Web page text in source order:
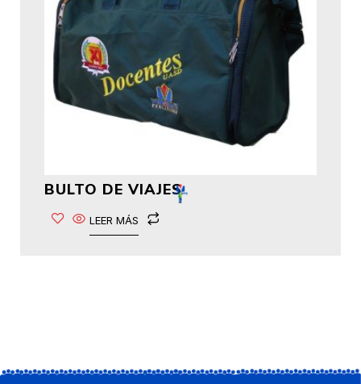
BULTO DE VIAJES
LEER MÁS